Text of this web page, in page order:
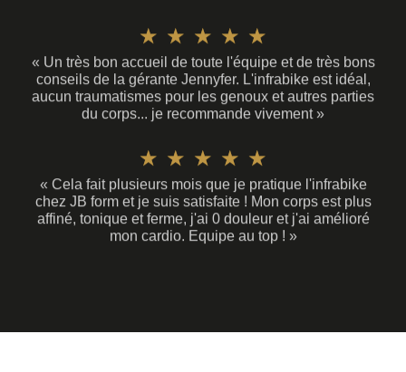
s
u
5
★ ★ ★ ★ ★
o
t
5
s
u
« Un très bon accueil de toute l'équipe et de très bons
conseils de la gérante Jennyfer. L'infrabike est idéal,
aucun traumatismes pour les genoux et autres parties
du corps... je recommande vivement »
★ ★ ★ ★ ★
o
t
s
« Cela fait plusieurs mois que je pratique l'infrabike
chez JB form et je suis satisfaite ! Mon corps est plus
affiné, tonique et ferme, j'ai 0 douleur et j'ai amélioré
mon cardio. Equipe au top ! »